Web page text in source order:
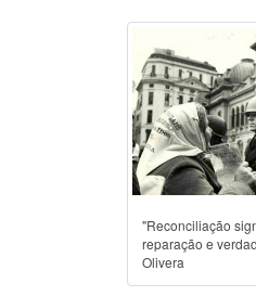
"Reconciliação
reparação e
Olivera